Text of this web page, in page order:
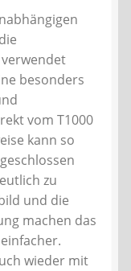
besonders
vom T1000
kann so
zu
und die
machen das
wieder mit